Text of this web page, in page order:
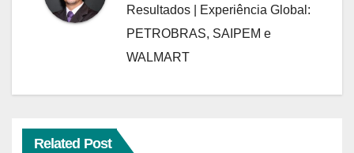
Resultados | Experiência Global:
PETROBRAS, SAIPEM e
WALMART
Related Post